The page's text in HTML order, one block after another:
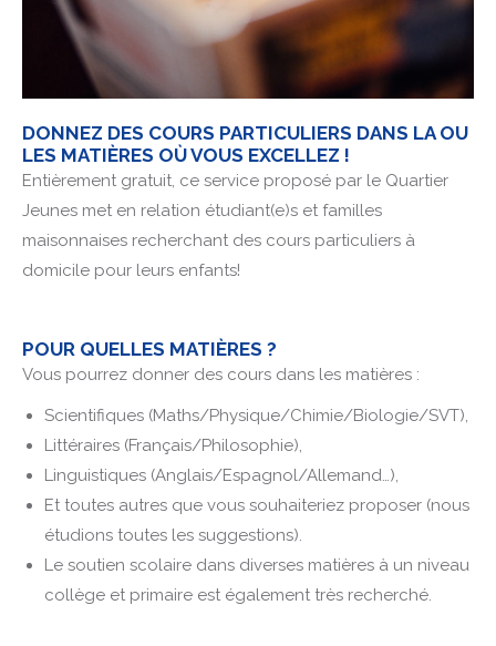
DONNEZ DES COURS PARTICULIERS DANS LA OU
LES MATIÈRES OÙ VOUS EXCELLEZ !
Entièrement gratuit, ce service proposé par le Quartier
Jeunes met en relation étudiant(e)s et familles
maisonnaises recherchant des cours particuliers à
domicile pour leurs enfants!
POUR QUELLES MATIÈRES ?
Vous pourrez donner des cours dans les matières :
Scientifiques (Maths/Physique/Chimie/Biologie/SVT),
Littéraires (Français/Philosophie),
Linguistiques (Anglais/Espagnol/Allemand…),
Et toutes autres que vous souhaiteriez proposer (nous
étudions toutes les suggestions).
Le soutien scolaire dans diverses matières à un niveau
collège et primaire est également très recherché.